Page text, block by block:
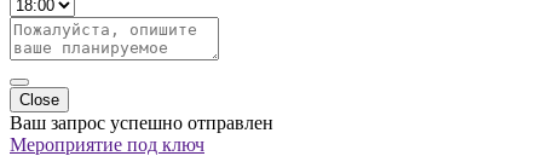
Close
Ваш запрос успешно отправлен
Мероприятие под ключ